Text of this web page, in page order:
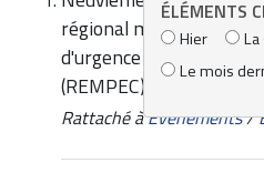
ÉLÉMENTS
Hier
Le mois
régional méditerranéen
d'urgence contre la
(REMPEC)
Rattaché àEvènements/